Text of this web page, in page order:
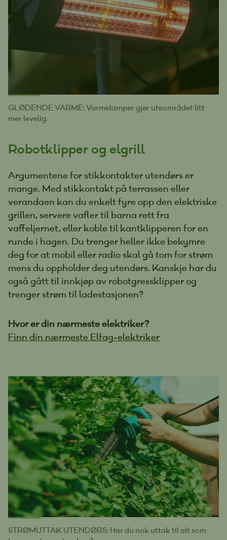
GLØDENDE VARME: Varmelamper gjør uteområdet litt
mer levelig.
Robotklipper og elgrill
Argumentene for stikkontakter utendørs er
mange. Med stikkontakt på terrassen eller
verandaen kan du enkelt fyre opp den elektriske
grillen, servere vafler til barna rett fra
vaffeljernet, eller koble til kantklipperen for en
runde i hagen. Du trenger heller ikke bekymre
deg for at mobil eller radio skal gå tom for strøm
mens du oppholder deg utendørs. Kanskje har du
også gått til innkjøp av robotgressklipper og
trenger strøm til ladestasjonen?
Hvor er din nærmeste elektriker?
Finn din nærmeste Elfag-elektriker
STRØMUTTAK UTENDØRS: Har du nok uttak til alt som